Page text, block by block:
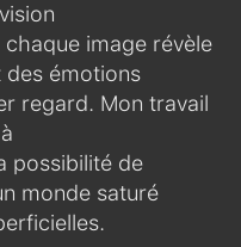
image révèle
des émotions
regard. Mon travail
possibilité de
monde saturé